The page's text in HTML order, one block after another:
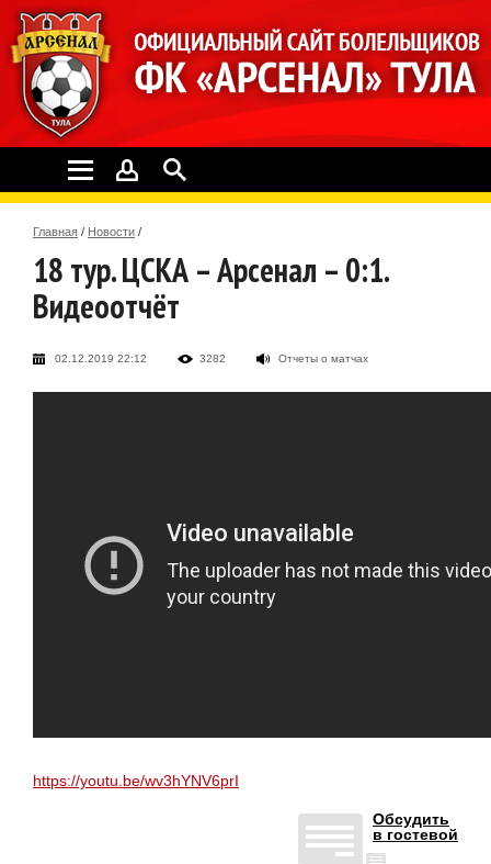
Главная / Новости /
18 тур. ЦСКА – Арсенал – 0:1.
Видеоотчёт
02.12.2019 22:12 3282 Отчеты о матчах
https://youtu.be/wv3hYNV6prI
Обсудить
в гостевой